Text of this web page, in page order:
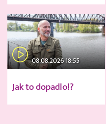
08.08.2026 18:55
Jak to dopadlo!?